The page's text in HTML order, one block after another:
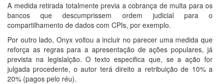
A medida retirada totalmente previa a cobrança de multa para os
bancos que descumprissem ordem judicial para o
compartilhamento de dados com CPIs, por exemplo.
Por outro lado, Onyx voltou a incluir no parecer uma medida que
reforça as regras para a apresentação de ações populares, já
prevista na legislalção. O texto especifica que, se a ação for
julgada procedente, o autor terá direito a retribuição de 10% a
20% (pagos pelo réu).